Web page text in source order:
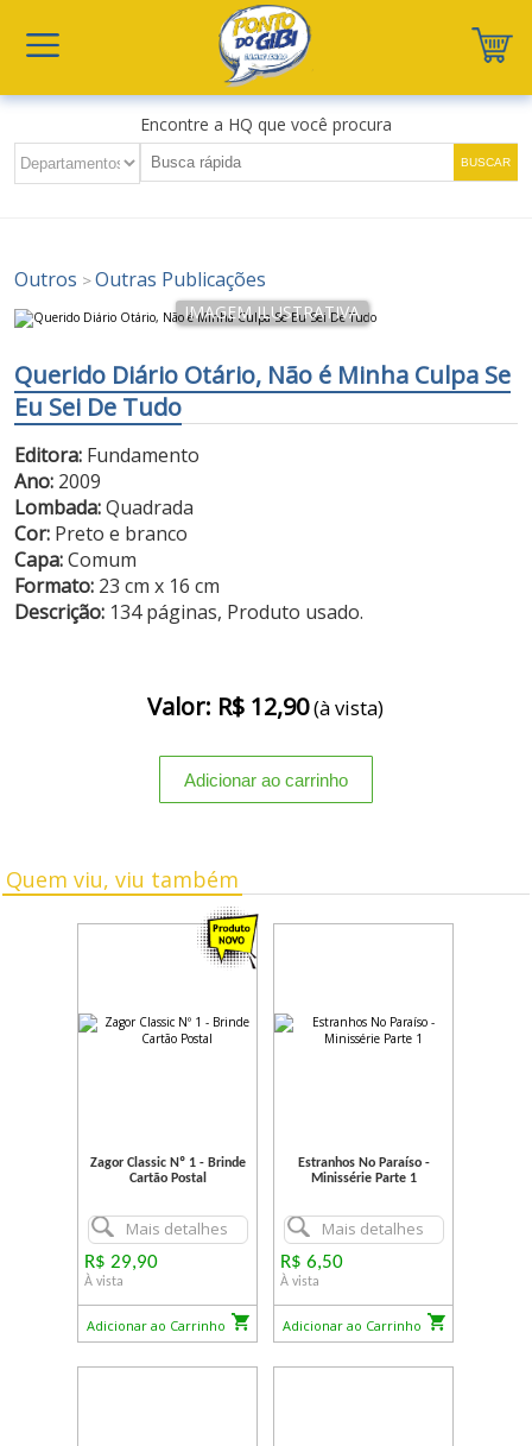
Encontre a HQ que você procura
Outros >Outras Publicações
Querido Diário Otário, Não é Minha Culpa Se
Eu Sei De Tudo
Editora: Fundamento
Ano: 2009
Lombada:Quadrada
Cor: Preto e branco
Capa:Comum
Formato: 23 cm x 16 cm
Descrição: 134 páginas, Produto usado.
Valor: R$ 12,90(à vista)
Quem viu, viu também
Zagor Classic Nº 1 - Brinde
Cartão Postal
Mais detalhes
R$ 29,90
À vista
Adicionar ao Carrinho
Estranhos No Paraíso -
Minissérie Parte 1
Mais detalhes
R$ 6,50
À vista
Adicionar ao Carrinho